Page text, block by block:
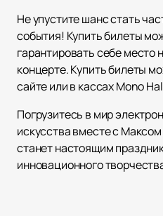
Не упустите шанс стать
события! Купить билеты
гарантировать себе
концерте. Купить билеты
сайте или в кассах Mono
Погрузитесь в мир
искусства вместе с
станет настоящим
инновационного